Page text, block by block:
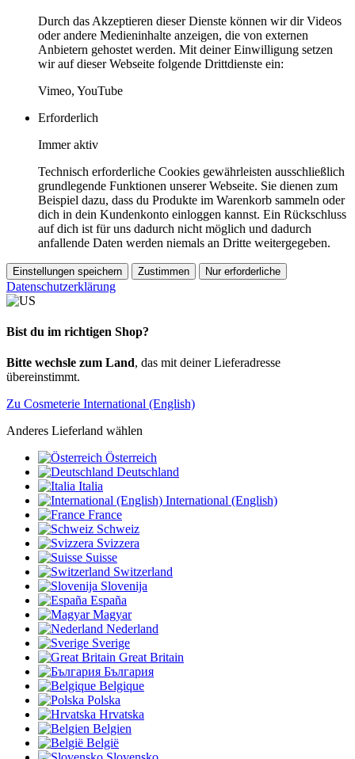
Durch das Akzeptieren dieser Dienste können wir dir Videos
oder andere Medieninhalte anzeigen, die von externen
Anbietern gehostet werden. Mit deiner Einwilligung setzen
wir auf dieser Webseite folgende Drittdienste ein:
Vimeo, YouTube
Erforderlich
Immer aktiv
Technisch erforderliche Cookies gewährleisten ausschließlich
grundlegende Funktionen unserer Webseite. Sie dienen zum
Beispiel dazu, dass du Produkte im Warenkorb sammeln oder
dich in dein Kundenkonto einloggen kannst. Ein Rückschluss
auf dich ist für uns dadurch nicht möglich und dadurch
anfallende Daten werden niemals an Dritte weitergegeben.
Einstellungen speichern Zustimmen Nur erforderliche
Datenschutzerklärung
Bist du im richtigen Shop?
Bitte wechsle zum Land, das mit deiner Lieferadresse
übereinstimmt.
Zu Cosmeterie International (English)
Anderes Lieferland wählen
Österreich
Deutschland
Italia
International (English)
France
Schweiz
Svizzera
Suisse
Switzerland
Slovenija
España
Magyar
Nederland
Sverige
Great Britain
България
Belgique
Polska
Hrvatska
Belgien
België